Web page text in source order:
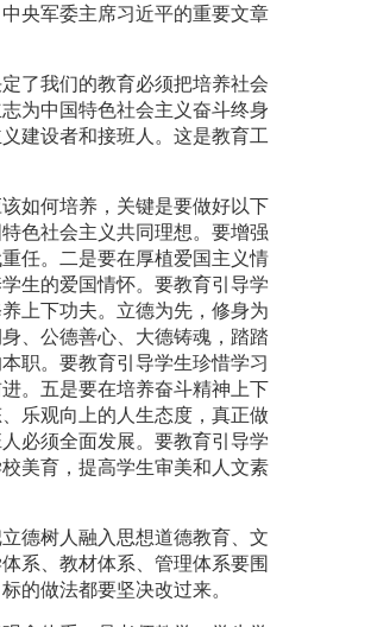
央军委主席习近平的重要文章
了我们的教育必须把培养社会
为中国特色社会主义奋斗终身
建设者和接班人。这是教育工
如何培养，关键是要做好以下
色社会主义共同理想。要增强
任。二是要在厚植爱国主义情
生的爱国情怀。要教育引导学
上下功夫。立德为先，修身为
、公德善心、大德铸魂，踏踏
职。要教育引导学生珍惜学习
。五是要在培养奋斗精神上下
乐观向上的人生态度，真正做
必须全面发展。要教育引导学
美育，提高学生审美和人文素
德树人融入思想道德教育、文
系、教材体系、管理体系要围
的做法都要坚决改过来。